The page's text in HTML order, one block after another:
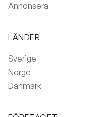
Annonsera
LÄNDER
Sverige
Norge
Danmark